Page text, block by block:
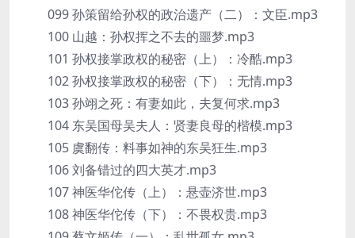
099 孙策留给孙权的政治遗产（二）：文臣.mp3
100 山越：孙权挥之不去的噩梦.mp3
101 孙权接掌政权的秘密（上）：冷酷.mp3
102 孙权接掌政权的秘密（下）：无情.mp3
103 孙翊之死：有妻如此，夫复何求.mp3
104 东吴国母吴夫人：贤妻良母的楷模.mp3
105 虞翻传：料事如神的东吴狂生.mp3
106 刘备错过的四大英才.mp3
107 神医华佗传（上）：悬壶济世.mp3
108 神医华佗传（下）：不畏权贵.mp3